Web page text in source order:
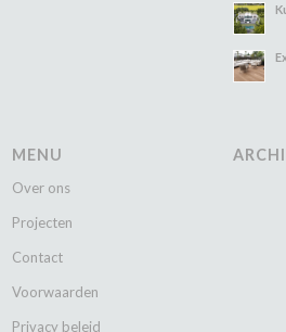
MENU
Over ons
Projecten
Contact
Voorwaarden
Privacy beleid